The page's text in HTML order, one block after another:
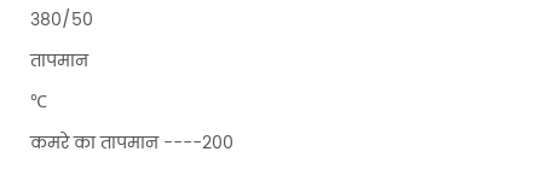
380/50
तापमान
℃
कमरे का तापमान ----200